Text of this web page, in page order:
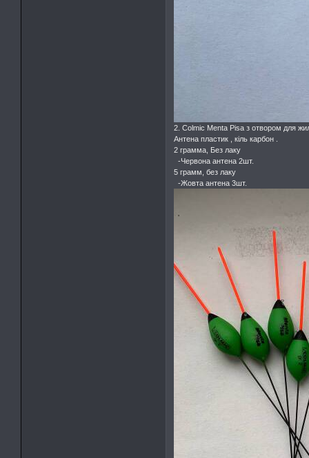
2. Colmic Menta Pisa з отвором для
Антена пластик , кіль карбон .
2 грамма, Без лаку
-Червона антена 2шт.
5 грамм, без лаку
-Жовта антена 3шт.